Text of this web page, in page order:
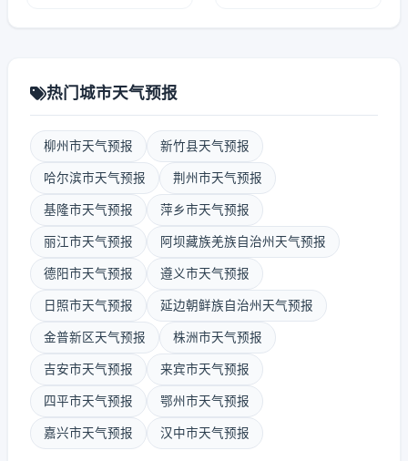
热门城市天气预报
柳州市天气预报 新竹县天气预报
哈尔滨市天气预报 荆州市天气预报
基隆市天气预报 萍乡市天气预报
丽江市天气预报 阿坝藏族羌族自治州天气预报
德阳市天气预报 遵义市天气预报
日照市天气预报 延边朝鲜族自治州天气预报
金普新区天气预报 株洲市天气预报
吉安市天气预报 来宾市天气预报
四平市天气预报 鄂州市天气预报
嘉兴市天气预报 汉中市天气预报